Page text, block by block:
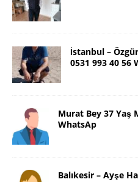
İstanbul –
0531 993 40 56
Murat Bey 37 Yaş
WhatsAp
Balıkesir – Ayşe